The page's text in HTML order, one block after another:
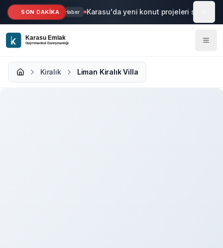
Ana içeriğe geç
SON DAKİKA Haber Karasu'da yeni konut projeleri start aldı
Kiralık Liman Kiralık Villa